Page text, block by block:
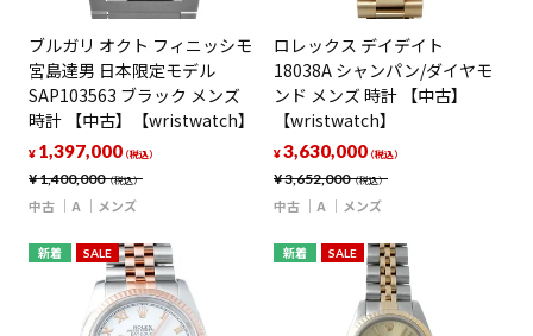
ブルガリ オクト フィニッシモ
宮島達男 日本限定モデル
SAP103563 ブラック メンズ
時計 【中古】【wristwatch】
¥1,400,000（税込）
¥ 1,397,000（税込）
中古 A メンズ
ロレックス デイデイト
18038A シャンパン/ダイヤモ
ンド メンズ 時計 【中古】
【wristwatch】
¥3,652,000（税込）
¥3,630,000（税込）
中古 A メンズ
新着 SALE 新着 SALE